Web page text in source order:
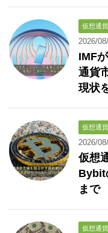
仮想通
2026/
IMF
通貨
現状
仮想通
2026/
仮想
Bybit
まで
仮想通